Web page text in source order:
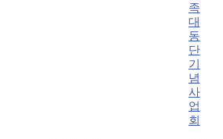
족
대
동
단
기
념
사
업
회